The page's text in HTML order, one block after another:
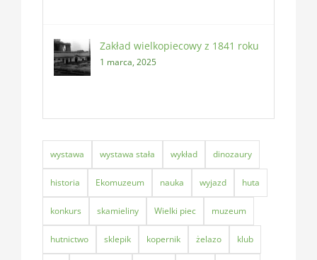
Zakład wielkopiecowy z 1841 roku
1 marca, 2025
wystawa wystawa stała wykład dinozaury
historia Ekomuzeum nauka wyjazd huta
konkurs skamieliny Wielki piec muzeum
hutnictwo sklepik kopernik żelazo klub